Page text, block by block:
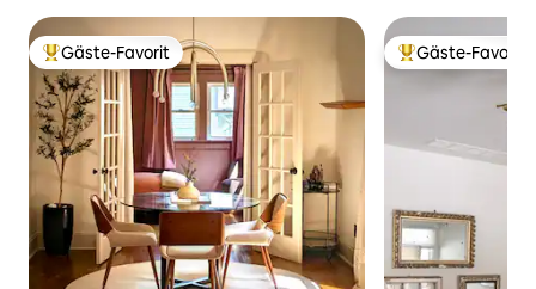
Beliebter Gäste-Favorit.
Gäste-Favorit Beliebter Gäste-
Gäste-Favorit